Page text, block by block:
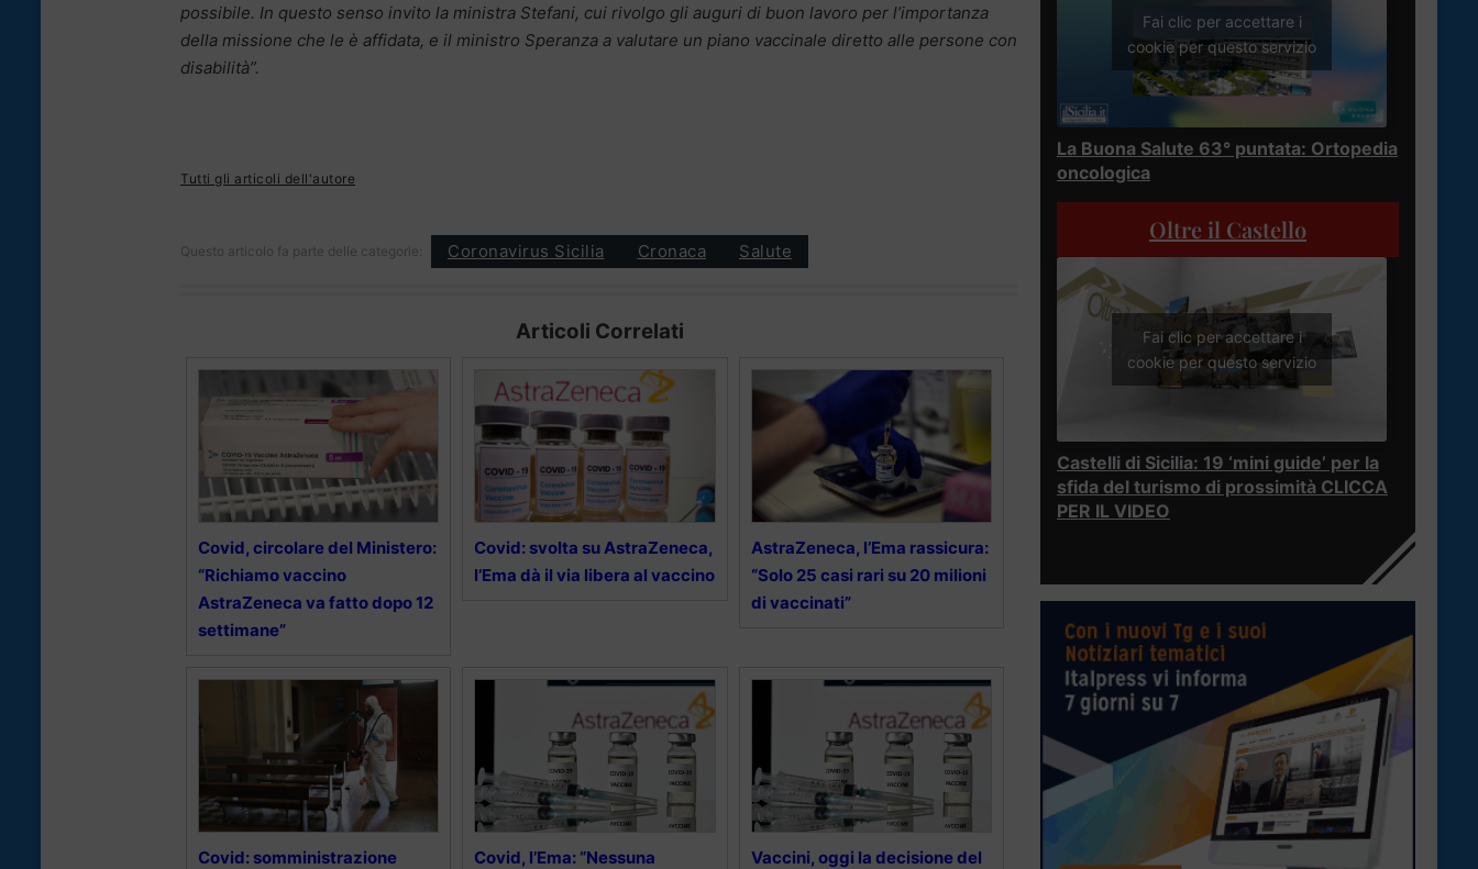
possibile. In questo senso invito la ministra Stefani, cui rivolgo gli auguri di buon lavoro per l’importanza
della missione che le è affidata, e il ministro Speranza a valutare un piano vaccinale diretto alle persone con
disabilità”.
Tutti gli articoli dell'autore
Questo articolo fa parte delle categorie: Coronavirus Sicilia Cronaca Salute
Articoli Correlati
Covid, circolare del Ministero:
“Richiamo vaccino
AstraZeneca va fatto dopo 12
settimane”
Covid: svolta su AstraZeneca,
l’Ema dà il via libera al vaccino
AstraZeneca, l’Ema rassicura:
“Solo 25 casi rari su 20 milioni
di vaccinati”
Covid: somministrazione
Covid, l’Ema: “Nessuna
Vaccini, oggi la decisione del
Fai clic per accettare i
cookie per questo servizio
La Buona Salute 63° puntata: Ortopedia
oncologica
Oltre il Castello
Fai clic per accettare i
cookie per questo servizio
Castelli di Sicilia: 19 ‘mini guide’ per la
sfida del turismo di prossimità CLICCA
PER IL VIDEO